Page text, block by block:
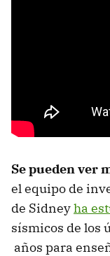
Se pueden ver
el equipo de
de Sidneyha
sísmicos de los
años para